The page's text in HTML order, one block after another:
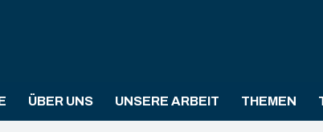
ÜBER UNS UNSERE ARBEIT THEMEN